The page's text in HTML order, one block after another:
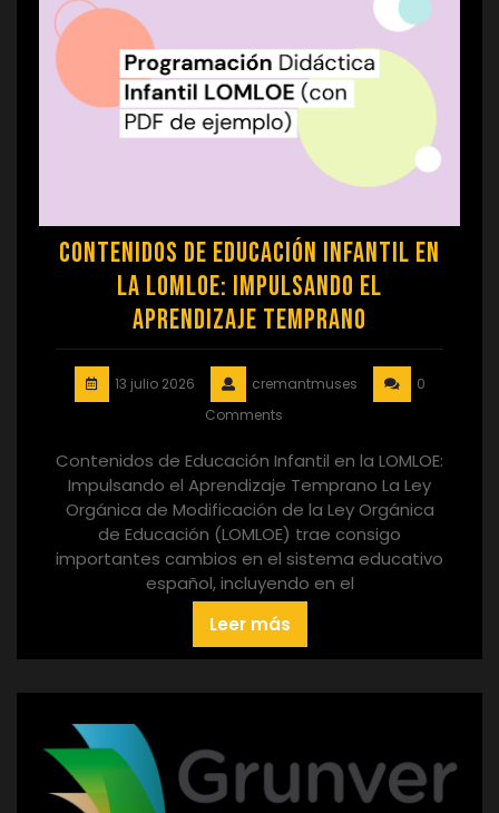
Contenidos de Educación Infantil en
la LOMLOE: Impulsando el
Aprendizaje Temprano
13 julio 2026 cremantmuses
0
Comments
Contenidos de Educación Infantil en la LOMLOE:
Impulsando el Aprendizaje Temprano La Ley
Orgánica de Modificación de la Ley Orgánica
de Educación (LOMLOE) trae consigo
importantes cambios en el sistema educativo
español, incluyendo en el
Leer más